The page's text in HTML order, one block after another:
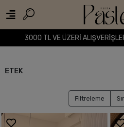
3000 TL VE ÜZERİ
ETEK
Filtreleme